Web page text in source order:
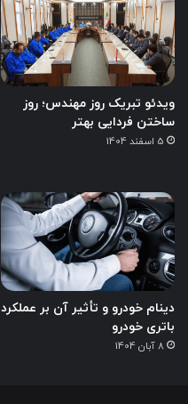
ویدئو تبریک روز مهندس؛ روز
ساختن فردایی بهتر
5 اسفند 1404
دینام خودرو و تأثیر آن بر عملکرد
باتری خودرو
8 آبان 1404